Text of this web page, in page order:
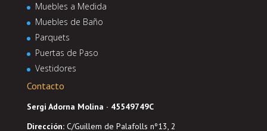
Muebles a Medida
Muebles de Baño
Parquets
Puertas de Paso
Vestidores
Contacto
Sergi Adorna Molina · 45549749C
Dirección: C/Guillem de Palafolls nº13, 2